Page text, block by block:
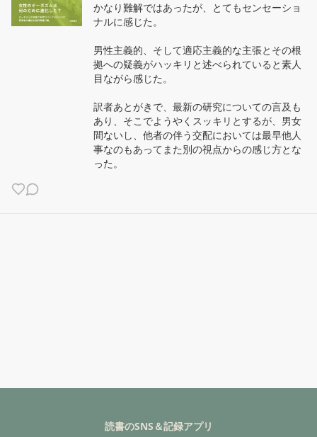
かなり難解ではあったが、とてもセンセーショ
ナルに感じた。
男性主義的、そして適応主義的な主張とその根
拠への疑義がハッキリと述べられていると素人
目ながら感じた。
訳者あとがきで、最新の研究についての言及も
あり、そこでようやくスッキリとするが、男女
間ないし、他者の伴う交配においては最早他人
事なのもあってまた別の視点からの感じ方とな
った。
読書のSNS＆記録アプリ